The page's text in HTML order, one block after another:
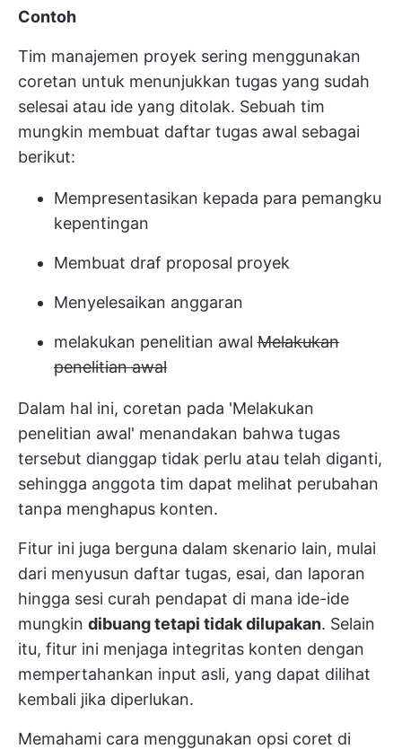
Contoh
Tim manajemen proyek sering menggunakan
coretan untuk menunjukkan tugas yang sudah
selesai atau ide yang ditolak. Sebuah tim
mungkin membuat daftar tugas awal sebagai
berikut:
Mempresentasikan kepada para pemangku
kepentingan
Membuat draf proposal proyek
Menyelesaikan anggaran
melakukan penelitian awal Melakukan
penelitian awal
Dalam hal ini, coretan pada 'Melakukan
penelitian awal' menandakan bahwa tugas
tersebut dianggap tidak perlu atau telah diganti,
sehingga anggota tim dapat melihat perubahan
tanpa menghapus konten.
Fitur ini juga berguna dalam skenario lain, mulai
dari menyusun daftar tugas, esai, dan laporan
hingga sesi curah pendapat di mana ide-ide
mungkin dibuang tetapi tidak dilupakan. Selain
itu, fitur ini menjaga integritas konten dengan
mempertahankan input asli, yang dapat dilihat
kembali jika diperlukan.
Memahami cara menggunakan opsi coret di